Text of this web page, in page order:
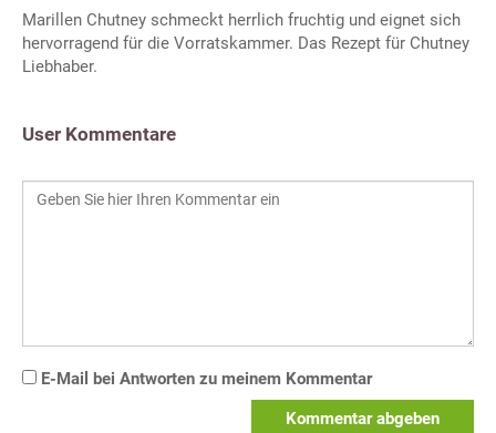
Marillen Chutney schmeckt herrlich fruchtig und eignet sich
hervorragend für die Vorratskammer. Das Rezept für Chutney
Liebhaber.
User Kommentare
E-Mail bei Antworten zu meinem Kommentar
Kommentar abgeben